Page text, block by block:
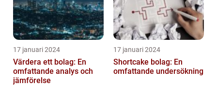
17 januari 2024
Värdera ett bolag: En
omfattande analys och
jämförelse
17 januari 2024
Shortcake bolag: En
omfattande undersökning